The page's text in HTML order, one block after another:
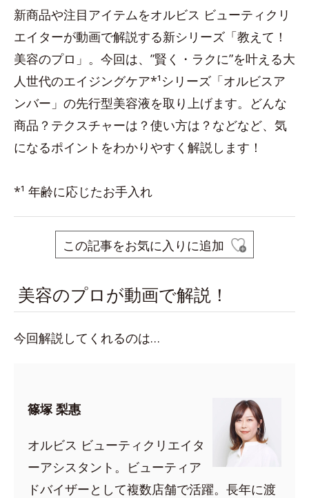
新商品や注目アイテムをオルビス ビューティクリ
エイターが動画で解説する新シリーズ「教えて！
美容のプロ」。今回は、”賢く・ラクに”を叶える大
人世代のエイジングケア*¹シリーズ「オルビスア
ンバー」の先行型美容液を取り上げます。どんな
商品？テクスチャーは？使い方は？などなど、気
になるポイントをわかりやすく解説します！
*¹ 年齢に応じたお手入れ
この記事をお気に入りに追加
美容のプロが動画で解説！
今回解説してくれるのは…
篠塚 梨惠
オルビス ビューティクリエイタ
ーアシスタント。ビューティア
ドバイザーとして複数店舗で活躍。長年に渡